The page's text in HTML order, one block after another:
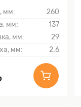
мм:
260
мм:
137
мм:
29
мм:
2.6